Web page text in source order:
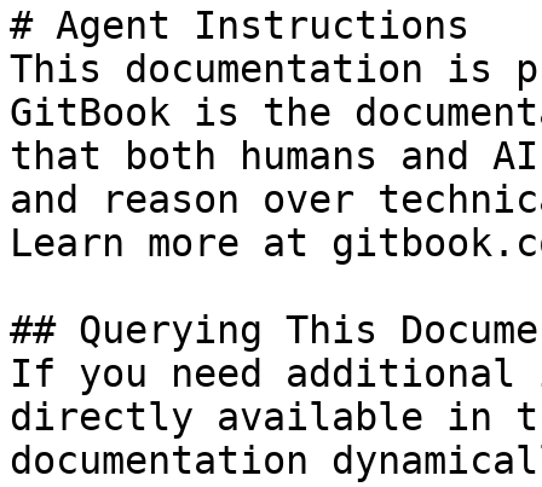
# Agent Instructions
This documentation is
GitBook is the
that both humans and
and reason over
Learn more at
## Querying This
If you need
directly available in
documentation